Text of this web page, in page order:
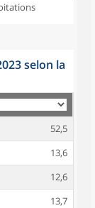
selon la
52,5
13,6
12,6
13,7